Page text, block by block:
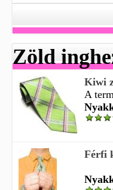
Zöld
Kiwi
A
Férfi